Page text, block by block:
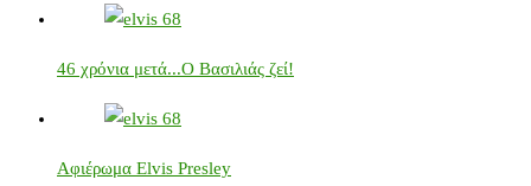
46 χρόνια μετά...Ο Βασιλιάς ζεί!
Αφιέρωμα Elvis Presley